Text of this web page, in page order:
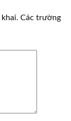
Các trường